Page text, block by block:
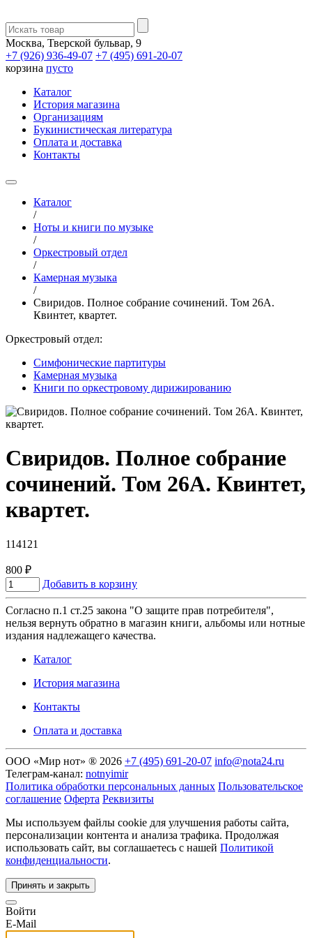
Москва, Тверской бульвар, 9
+7 (926) 936-49-07 +7 (495) 691-20-07
корзина пусто
Каталог
История магазина
Организациям
Букинистическая литература
Оплата и доставка
Контакты
Каталог
/
Ноты и книги по музыке
/
Оркестровый отдел
/
Камерная музыка
/
Свиридов. Полное собрание сочинений. Том 26А.
Квинтет, квартет.
Оркестровый отдел:
Симфонические партитуры
Камерная музыка
Книги по оркестровому дирижированию
Свиридов. Полное собрание
сочинений. Том 26А. Квинтет,
квартет.
114121
800 ₽
Добавить в корзину
Согласно п.1 ст.25 закона "О защите прав потребителя",
нельзя вернуть обратно в магазин книги, альбомы или нотные
издания надлежащего качества.
Каталог
История магазина
Контакты
Оплата и доставка
ООО «Мир нот» ® 2026 +7 (495) 691-20-07 info@nota24.ru
Телеграм-канал: notnyimir
Политика обработки персональных данных Пользовательское
соглашение Оферта Реквизиты
Мы используем файлы cookie для улучшения работы сайта,
персонализации контента и анализа трафика. Продолжая
использовать сайт, вы соглашаетесь с нашей Политикой
конфиденциальности.
Принять и закрыть
Войти
E-Mail